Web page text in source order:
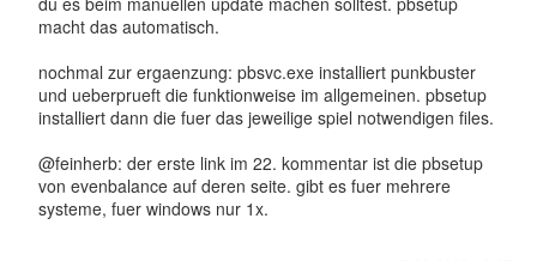
macht das automatisch.
nochmal zur ergaenzung: pbsvc.exe installiert punkbuster
und ueberprueft die funktionweise im allgemeinen. pbsetup
installiert dann die fuer das jeweilige spiel notwendigen files.
@feinherb: der erste link im 22. kommentar ist die pbsetup
von evenbalance auf deren seite. gibt es fuer mehrere
systeme, fuer windows nur 1x.